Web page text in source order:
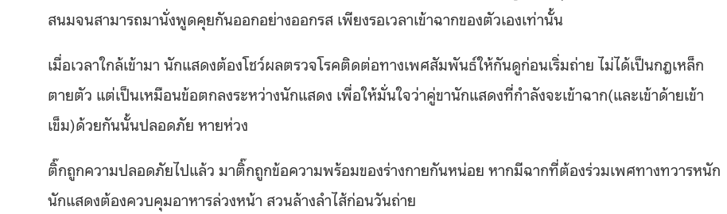
สนมจนสามารถมานั่งพูดคุยกันออกอย่างออกรส เพียงรอเวลาเข้าฉากของตัวเองเท่านั้น
เมื่อเวลาใกล้เข้ามา นักแสดงต้องโชว์ผลตรวจโรคติดต่อทางเพศสัมพันธ์ให้กันดูก่อนเริ่มถ่าย ไม่ได้เป็นกฎเหล็ก
ตายตัว แต่เป็นเหมือนข้อตกลงระหว่างนักแสดง เพื่อให้มั่นใจว่าคู่ขานักแสดงที่กำลังจะเข้าฉาก(และเข้าด้ายเข้า
เข็ม)ด้วยกันนั้นปลอดภัย หายห่วง
ติ๊กถูกความปลอดภัยไปแล้ว มาติ๊กถูกข้อความพร้อมของร่างกายกันหน่อย หากมีฉากที่ต้องร่วมเพศทางทวารหนัก
นักแสดงต้องควบคุมอาหารล่วงหน้า สวนล้างลำไส้ก่อนวันถ่าย